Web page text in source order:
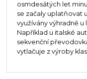
osmdesátých let
se začaly uplatňovat
využívány výhradně
Například u italské
sekvenční
vytlačuje z výroby